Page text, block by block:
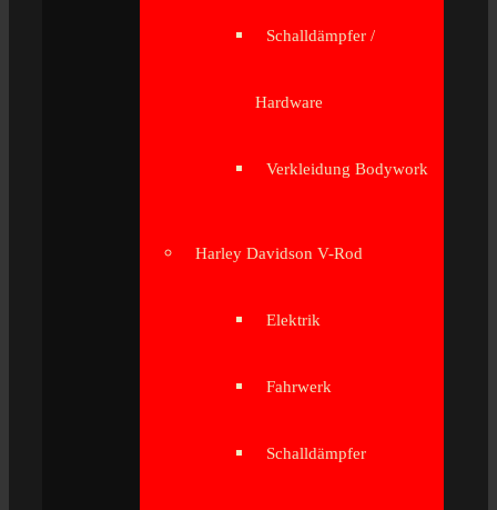
Schalldämpfer /
Hardware
Verkleidung Bodywork
Harley Davidson V-Rod
Elektrik
Fahrwerk
Schalldämpfer